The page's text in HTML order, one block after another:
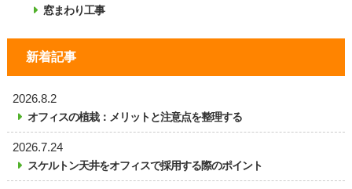
窓まわり工事
新着記事
2026.8.2
オフィスの植栽：メリットと注意点を整理する
2026.7.24
スケルトン天井をオフィスで採用する際のポイント